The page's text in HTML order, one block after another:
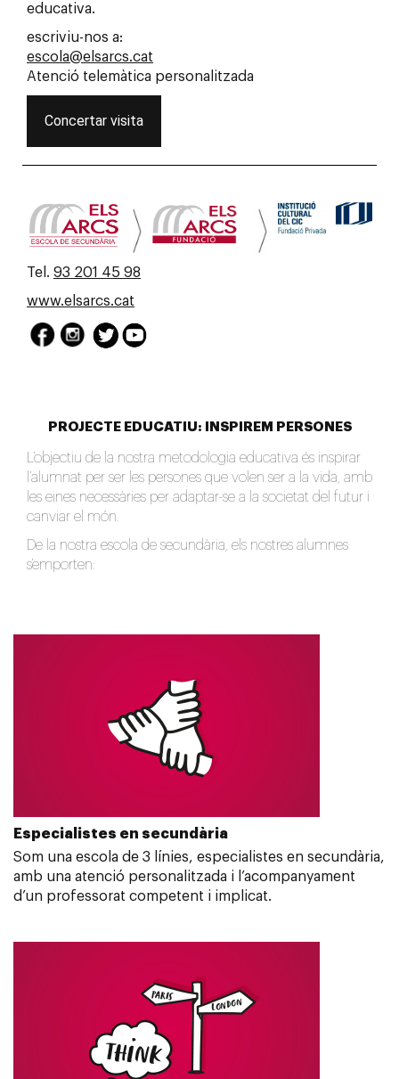
educativa.
escriviu-nos a:
escola@elsarcs.cat
Atenció telemàtica personalitzada
Concertar visita
Tel. 93 201 45 98
www.elsarcs.cat
PROJECTE EDUCATIU: INSPIREM PERSONES
L’objectiu de la nostra metodologia educativa és inspirar
l’alumnat per ser les persones que volen ser a la vida, amb
les eines necessàries per adaptar-se a la societat del futur i
canviar el món.
De la nostra escola de secundària, els nostres alumnes
s’emporten:
Especialistes en secundària
Som una escola de 3 línies, especialistes en secundària,
amb una atenció personalitzada i l’acompanyament
d’un professorat competent i implicat.